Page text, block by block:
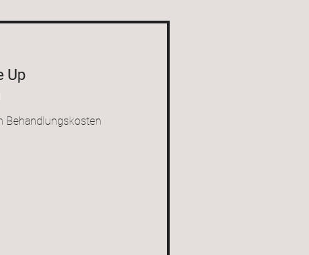
Up
Behandlungskosten
buchen